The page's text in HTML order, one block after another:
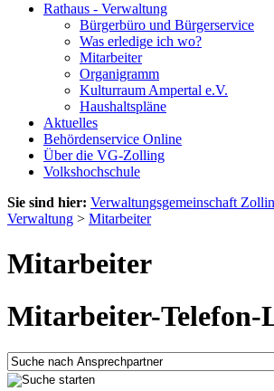
Rathaus - Verwaltung
Bürgerbüro und Bürgerservice
Was erledige ich wo?
Mitarbeiter
Organigramm
Kulturraum Ampertal e.V.
Haushaltspläne
Aktuelles
Behördenservice Online
Über die VG-Zolling
Volkshochschule
Sie sind hier: Verwaltungsgemeinschaft
Verwaltung > Mitarbeiter
Mitarbeiter
Mitarbeiter-Telefon-